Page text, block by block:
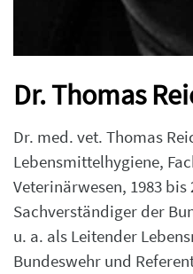
Dr. Thomas
Dr. med. vet. Thomas
Lebensmittelhygiene,
Veterinärwesen, 1983
Sachverständiger der
u. a. als Leitender
Bundeswehr und